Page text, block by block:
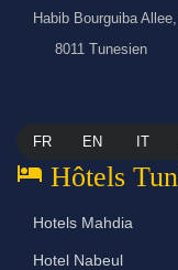
Habib Bourguiba
8011 Tunesien
FR EN IT
hotel Hôtels
Hotels Mahdia
Hotel Nabeul